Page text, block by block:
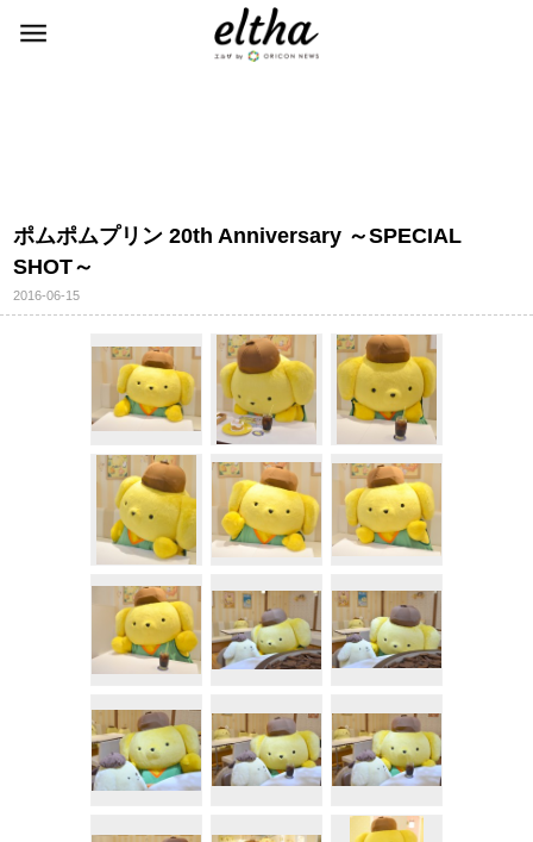
ポムポムプリン 20th Anniversary ～SPECIAL
SHOT～
2016-06-15